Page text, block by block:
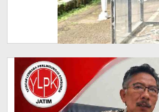
Bawah
Ambang
Batas